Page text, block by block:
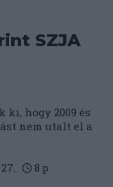
SZJA
ki, hogy 2009 és
nem utalt el a
8 p